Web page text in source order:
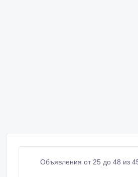
Объявления от 25 до 48 из